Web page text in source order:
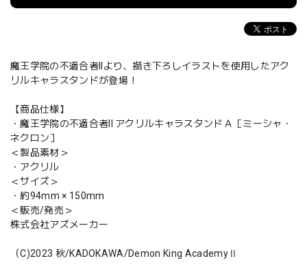
魔王学院の不適合者IIより、描き下ろしイラストを使用したアク
リルキャラスタンドが登場！
【商品仕様】
・魔王学院の不適合者II アクリルキャラスタンドＡ［ミーシャ・
ネクロン］
＜製品素材＞
・アクリル
＜サイズ＞
・約94mm × 150mm
＜販売/発売＞
株式会社アズメーカー
（C)2023 秋/KADOKAWA/Demon King AcademyⅡ